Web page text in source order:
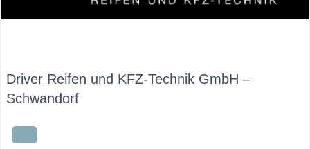
Driver Reifen und KFZ-Technik GmbH –
Schwandorf